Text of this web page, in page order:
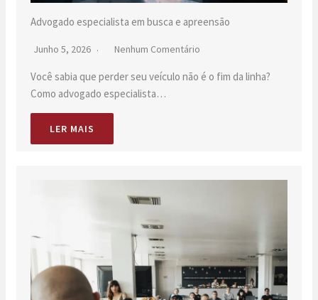
Advogado especialista em busca e apreensão
Junho 5, 2026 Nenhum Comentário
Você sabia que perder seu veículo não é o fim da linha?
Como advogado especialista…
LER MAIS